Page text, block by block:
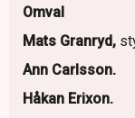
Omval
Mats Granryd,
Ann Carlsson.
Håkan Erixon.